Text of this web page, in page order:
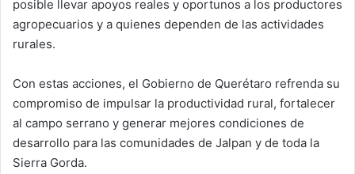
posible llevar apoyos reales y oportunos a los productores
agropecuarios y a quienes dependen de las actividades
rurales.
Con estas acciones, el Gobierno de Querétaro refrenda su
compromiso de impulsar la productividad rural, fortalecer
al campo serrano y generar mejores condiciones de
desarrollo para las comunidades de Jalpan y de toda la
Sierra Gorda.